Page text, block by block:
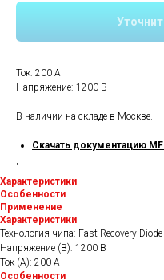
Ток: 200 А
Напряжение: 1200 В
В наличии на складе в Москве.
Скачать документацию
"
Характеристики
Особенности
Применение
Характеристики
Технология чипа: Fast Recovery Diode
Напряжение (В): 1200 В
Ток (А): 200 А
Особенности